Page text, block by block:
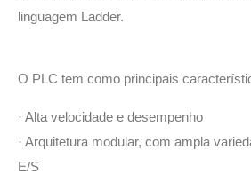
linguagem Ladder.
O PLC tem como principais
· Alta velocidade e desempenho
· Arquitetura modular, com ampla
E/S